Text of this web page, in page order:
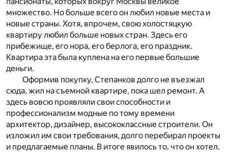
множество. Но больше всего он любил новые места и
новые страны. Хотя, впрочем, свою холостяцкую
квартиру любил больше новых стран. Здесь его
прибежище, его нора, его берлога, его праздник.
Квартира эта была куплена на его первые большие
деньги.
Оформив покупку, Степанков долго не въезжал
сюда, жил на съемной квартире, пока шел ремонт. А
здесь вовсю проявляли свои способности и
профессионализм модные по тому времени
архитектор, дизайнер, высококлассные строители. Он
изложил им свои требования, долго перебирал проекты
и предлагаемые планы. В итоге явилось то, что он хотел.